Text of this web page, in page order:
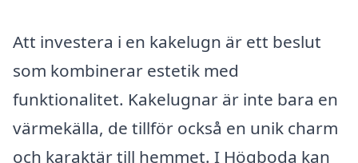
Att investera i en kakelugn är ett beslut
som kombinerar estetik med
funktionalitet. Kakelugnar är inte bara en
värmekälla, de tillför också en unik charm
och karaktär till hemmet. I Högboda kan